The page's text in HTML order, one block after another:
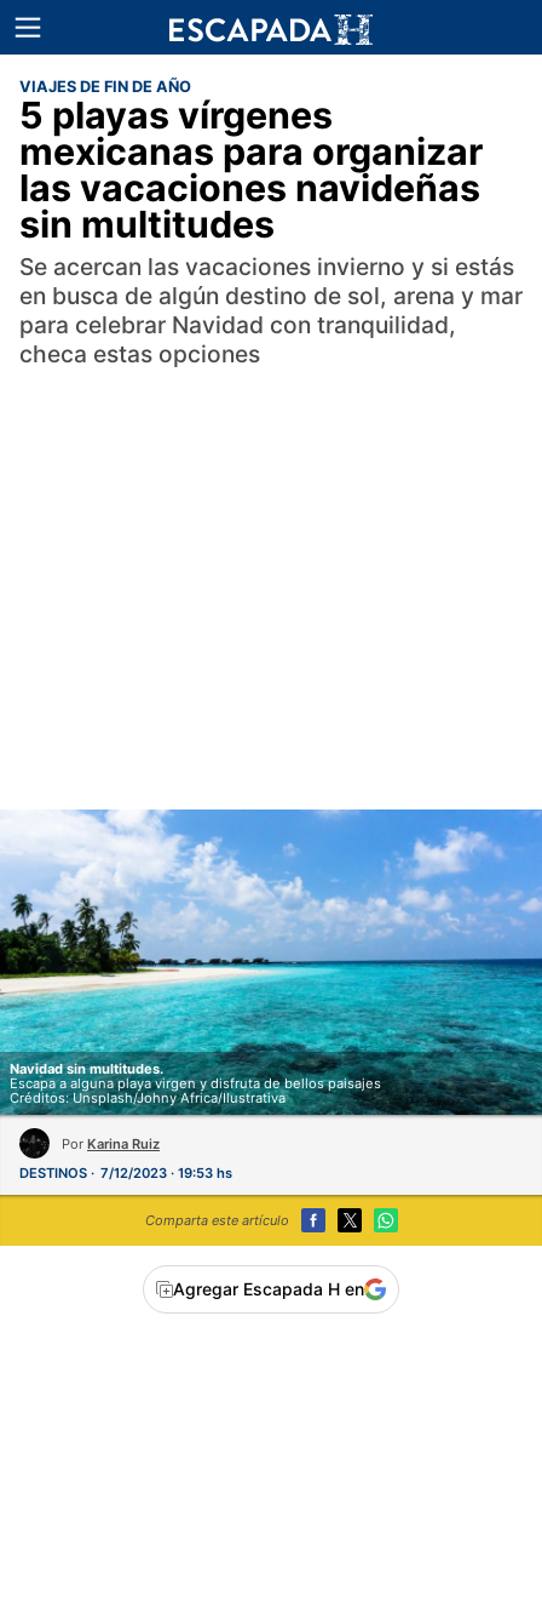
VIAJES DE FIN DE AÑO
5 playas vírgenes
mexicanas para organizar
las vacaciones navideñas
sin multitudes
Se acercan las vacaciones invierno y si estás
en busca de algún destino de sol, arena y mar
para celebrar Navidad con tranquilidad,
checa estas opciones
Navidad sin multitudes.
Escapa a alguna playa virgen y disfruta de bellos paisajes
Créditos: Unsplash/Johny Africa/Ilustrativa
Por Karina Ruiz
DESTINOS
7/12/2023 · 19:53 hs
Comparta este artículo
Agregar Escapada H en